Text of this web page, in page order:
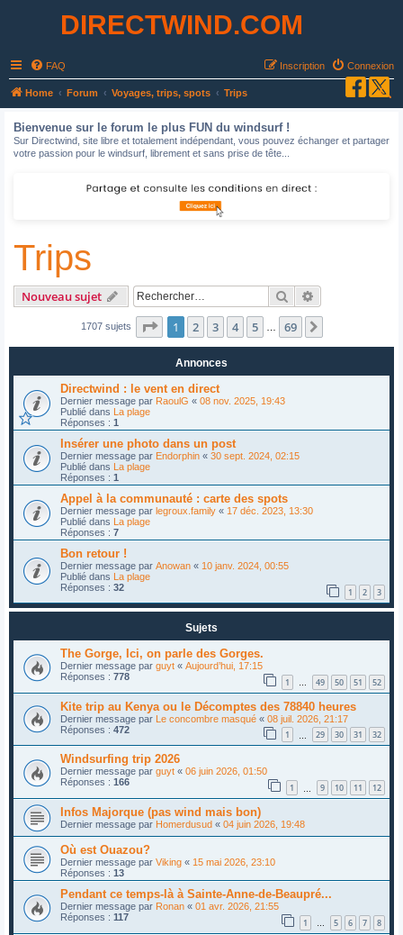
DIRECTWIND.COM
FAQ Connexion
Inscription
Home Forum Voyages, trips, spots Trips
Bienvenue sur le forum le plus FUN du windsurf !
Sur Directwind, site libre et totalement indépendant, vous pouvez échanger et partager
votre passion pour le windsurf, librement et sans prise de tête...
Trips
Nouveau sujet Rechercher
1707 sujets Page 1sur69
1 2 3 4 5 69
Annonces
Directwind : le vent en direct
Dernier message par RaoulG « 08 nov. 2025, 19:43
Publié dans La plage
Réponses : 1
Insérer une photo dans un post
Dernier message par Endorphin « 30 sept. 2024, 02:15
Publié dans La plage
Réponses : 1
Appel à la communauté : carte des spots
Dernier message par legroux.family « 17 déc. 2023, 13:30
Publié dans La plage
Réponses : 7
Bon retour !
Dernier message par Anowan « 10 janv. 2024, 00:55
Publié dans La plage
Réponses : 32 1 2 3
Sujets
The Gorge, Ici, on parle des Gorges.
Dernier message par guyt « Aujourd’hui, 17:15
Réponses : 778 1 … 49 50 51 52
Kite trip au Kenya ou le Décomptes des 78840 heures
Dernier message par Le concombre masqué « 08 juil. 2026, 21:17
Réponses : 472 1 29 30 31 32
Windsurfing trip 2026
Dernier message par guyt « 06 juin 2026, 01:50
Réponses : 166 1 9 10 11 12
Infos Majorque (pas wind mais bon)
Dernier message par Homerdusud « 04 juin 2026, 19:48
Où est Ouazou?
Dernier message par Viking « 15 mai 2026, 23:10
Réponses : 13
Pendant ce temps-là à Sainte-Anne-de-Beaupré...
Dernier message par Ronan « 01 avr. 2026, 21:55
Réponses : 117 1 … 5 6 7 8